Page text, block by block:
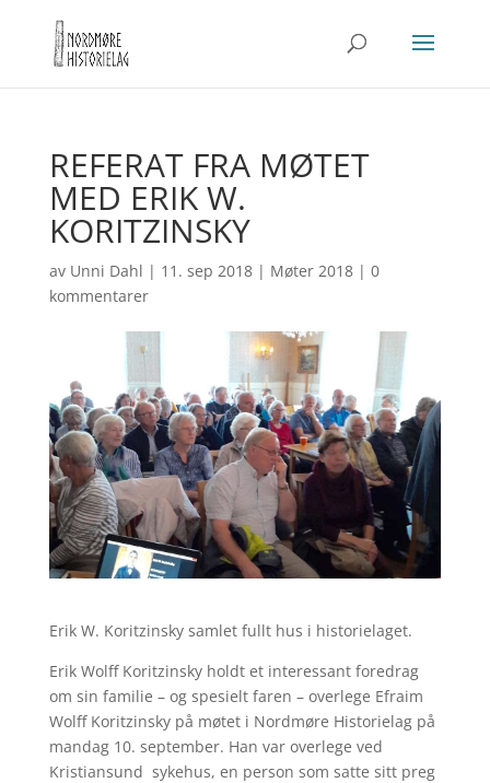
REFERAT FRA MØTET
MED ERIK W.
KORITZINSKY
av Unni Dahl | 11. sep 2018| Møter 2018| 0
kommentarer
Erik W. Koritzinsky samlet fullt hus i historielaget.
Erik Wolff Koritzinsky holdt et interessant foredrag
om sin familie – og spesielt faren – overlege Efraim
Wolff Koritzinsky på møtet i Nordmøre Historielag på
mandag 10. september. Han var overlege ved
Kristiansund sykehus, en person som satte sitt preg